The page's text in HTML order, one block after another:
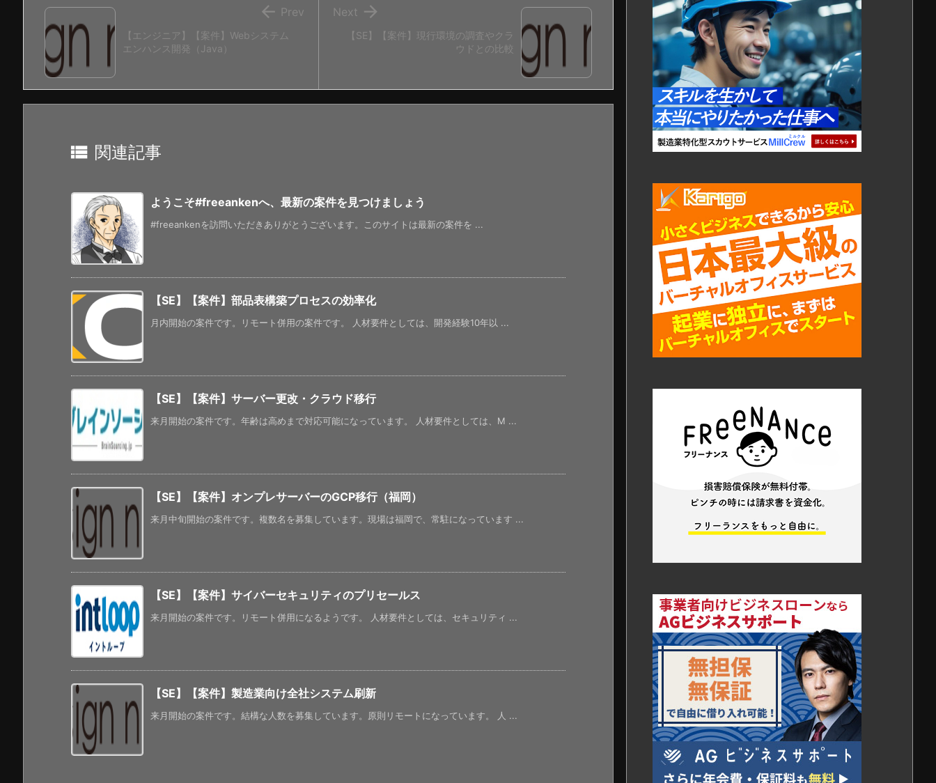
【SE】【案件】現行環境の調査やクラ
ウドとの比較

Next
【エンジニア】【案件】Webシステム
エンハンス開発（Java）
 Prev
 関連記事
ようこそ#freeankenへ、最新の案件を見つけましょう
#freeankenを訪問いただきありがとうございます。このサイトは最新の案件を ...
【SE】【案件】部品表構築プロセスの効率化
月内開始の案件です。リモート併用の案件です。 人材要件としては、開発経験10年以 ...
【SE】【案件】サーバー更改・クラウド移行
来月開始の案件です。年齢は高めまで対応可能になっています。 人材要件としては、M ...
【SE】【案件】オンプレサーバーのGCP移行（福岡）
来月中旬開始の案件です。複数名を募集しています。現場は福岡で、常駐になっています ...
【SE】【案件】サイバーセキュリティのプリセールス
来月開始の案件です。リモート併用になるようです。 人材要件としては、セキュリティ ...
【SE】【案件】製造業向け全社システム刷新
来月開始の案件です。結構な人数を募集しています。原則リモートになっています。 人 ...